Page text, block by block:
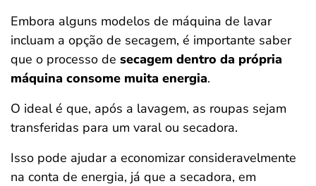
Embora alguns modelos de máquina de lavar
incluam a opção de secagem, é importante saber
que o processo de secagem dentro da própria
máquina consome muita energia.
O ideal é que, após a lavagem, as roupas sejam
transferidas para um varal ou secadora.
Isso pode ajudar a economizar consideravelmente
na conta de energia, já que a secadora, em